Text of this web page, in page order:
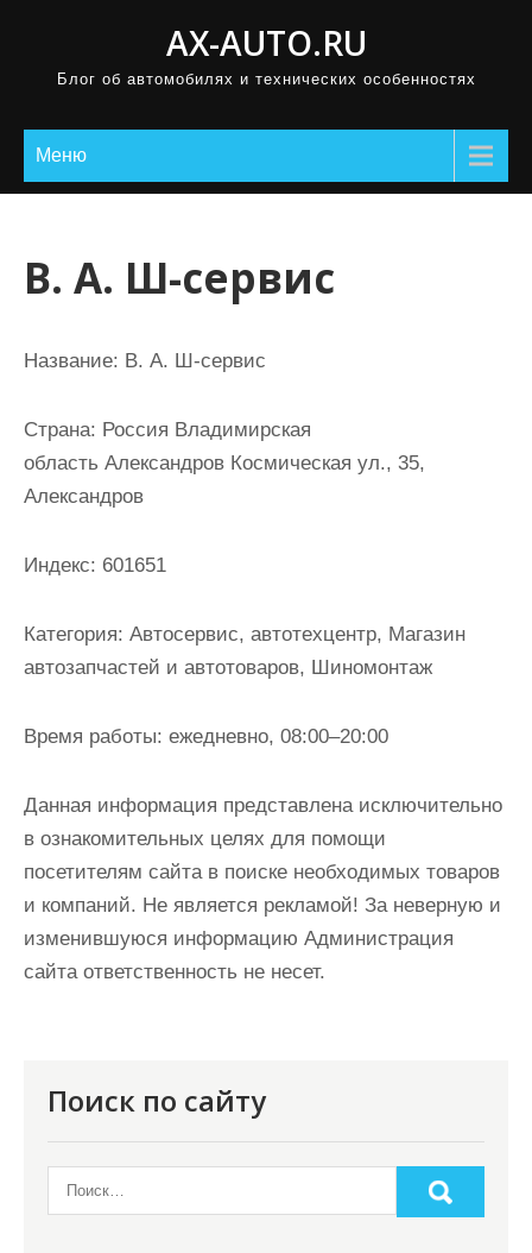
AX-AUTO.RU
Блог об автомобилях и технических особенностях
Меню
В. А. Ш-сервис
Название: В. А. Ш-сервис
Страна: Россия Владимирская
область Александров Космическая ул., 35,
Александров
Индекс: 601651
Категория: Автосервис, автотехцентр, Магазин
автозапчастей и автотоваров, Шиномонтаж
Время работы: ежедневно, 08:00–20:00
Данная информация представлена исключительно
в ознакомительных целях для помощи
посетителям сайта в поиске необходимых товаров
и компаний. Не является рекламой! За неверную и
изменившуюся информацию Администрация
сайта ответственность не несет.
Поиск по сайту